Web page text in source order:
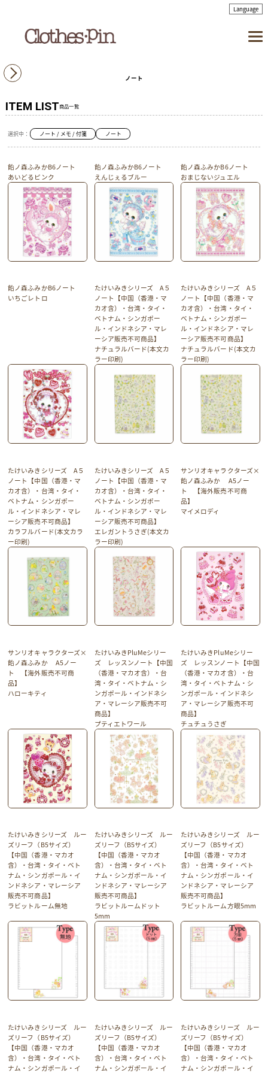
ノート
ITEM LIST商品一覧
選択中： ノート / メモ / 付箋 ノート
飴ノ森ふみかB6ノート
あいどるピンク
飴ノ森ふみかB6ノート
えんじぇるブルー
飴ノ森ふみかB6ノート
おまじないジュエル
飴ノ森ふみかB6ノート
いちごレトロ
たけいみきシリーズ A５
ノート【中国（香港・マ
カオ含）・台湾・タイ・
ベトナム・シンガポー
ル・インドネシア・マレ
ーシア販売不可商品】
ナチュラルバード(本文カ
ラー印刷)
たけいみきシリーズ A５
ノート【中国（香港・マ
カオ含）・台湾・タイ・
ベトナム・シンガポー
ル・インドネシア・マレ
ーシア販売不可商品】
ナチュラルバード(本文カ
ラー印刷)
たけいみきシリーズ A５
ノート【中国（香港・マ
カオ含）・台湾・タイ・
ベトナム・シンガポー
ル・インドネシア・マレ
ーシア販売不可商品】
カラフルバード(本文カラ
ー印刷)
たけいみきシリーズ A５
ノート【中国（香港・マ
カオ含）・台湾・タイ・
ベトナム・シンガポー
ル・インドネシア・マレ
ーシア販売不可商品】
エレガントうさぎ(本文カ
ラー印刷)
サンリオキャラクターズ×
飴ノ森ふみか A5ノー
ト 【海外販売不可商
品】
マイメロディ
サンリオキャラクターズ×
飴ノ森ふみか A5ノー
ト 【海外販売不可商
品】
ハローキティ
たけいみきPluMeシリー
ズ レッスンノート【中国
（香港・マカオ含）・台
湾・タイ・ベトナム・シ
ンガポール・インドネシ
ア・マレーシア販売不可
商品】
プティエトワール
たけいみきPluMeシリー
ズ レッスンノート【中国
（香港・マカオ含）・台
湾・タイ・ベトナム・シ
ンガポール・インドネシ
ア・マレーシア販売不可
商品】
チュチュうさぎ
たけいみきシリーズ ルー
ズリーフ（B5サイズ）
【中国（香港・マカオ
含）・台湾・タイ・ベト
ナム・シンガポール・イ
ンドネシア・マレーシア
販売不可商品】
ラビットルーム無地
たけいみきシリーズ ルー
ズリーフ（B5サイズ）
【中国（香港・マカオ
含）・台湾・タイ・ベト
ナム・シンガポール・イ
ンドネシア・マレーシア
販売不可商品】
ラビットルームドット
5mm
たけいみきシリーズ ルー
ズリーフ（B5サイズ）
【中国（香港・マカオ
含）・台湾・タイ・ベト
ナム・シンガポール・イ
ンドネシア・マレーシア
販売不可商品】
ラビットルーム方眼5mm
たけいみきシリーズ ルー
ズリーフ（B5サイズ）
【中国（香港・マカオ
含）・台湾・タイ・ベト
ナム・シンガポール・イ
たけいみきシリーズ ルー
ズリーフ（B5サイズ）
【中国（香港・マカオ
含）・台湾・タイ・ベト
ナム・シンガポール・イ
たけいみきシリーズ ルー
ズリーフ（B5サイズ）
【中国（香港・マカオ
含）・台湾・タイ・ベト
ナム・シンガポール・イ